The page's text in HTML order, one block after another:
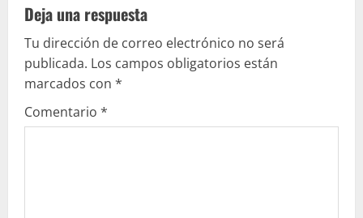
Deja una respuesta
Tu dirección de correo electrónico no será
publicada. Los campos obligatorios están
marcados con *
Comentario *